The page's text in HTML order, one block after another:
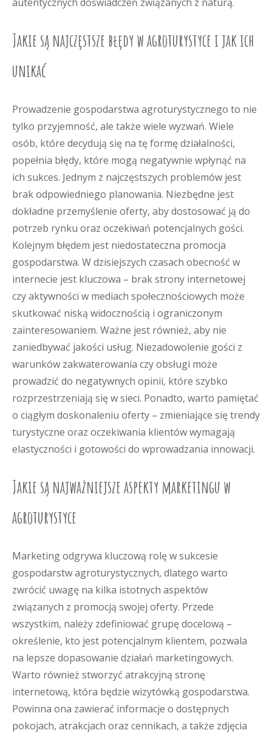
Jakie są najczęstsze błędy w agroturystyce i jak ich
unikać
Prowadzenie gospodarstwa agroturystycznego to nie
tylko przyjemność, ale także wiele wyzwań. Wiele
osób, które decydują się na tę formę działalności,
popełnia błędy, które mogą negatywnie wpłynąć na
ich sukces. Jednym z najczęstszych problemów jest
brak odpowiedniego planowania. Niezbędne jest
dokładne przemyślenie oferty, aby dostosować ją do
potrzeb rynku oraz oczekiwań potencjalnych gości.
Kolejnym błędem jest niedostateczna promocja
gospodarstwa. W dzisiejszych czasach obecność w
internecie jest kluczowa – brak strony internetowej
czy aktywności w mediach społecznościowych może
skutkować niską widocznością i ograniczonym
zainteresowaniem. Ważne jest również, aby nie
zaniedbywać jakości usług. Niezadowolenie gości z
warunków zakwaterowania czy obsługi może
prowadzić do negatywnych opinii, które szybko
rozprzestrzeniają się w sieci. Ponadto, warto pamiętać
o ciągłym doskonaleniu oferty – zmieniające się trendy
turystyczne oraz oczekiwania klientów wymagają
elastyczności i gotowości do wprowadzania innowacji.
Jakie są najważniejsze aspekty marketingu w
agroturystyce
Marketing odgrywa kluczową rolę w sukcesie
gospodarstw agroturystycznych, dlatego warto
zwrócić uwagę na kilka istotnych aspektów
związanych z promocją swojej oferty. Przede
wszystkim, należy zdefiniować grupę docelową –
określenie, kto jest potencjalnym klientem, pozwala
na lepsze dopasowanie działań marketingowych.
Warto również stworzyć atrakcyjną stronę
internetową, która będzie wizytówką gospodarstwa.
Powinna ona zawierać informacje o dostępnych
pokojach, atrakcjach oraz cennikach, a także zdjęcia